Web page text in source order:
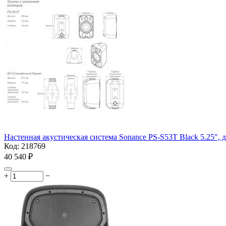
Настенная акустическая система Sonance PS-S53T Black
Код: 218769
40 540 ₽
+ −